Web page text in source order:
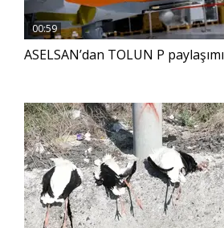
00:59
ASELSAN’dan TOLUN P paylaşımı